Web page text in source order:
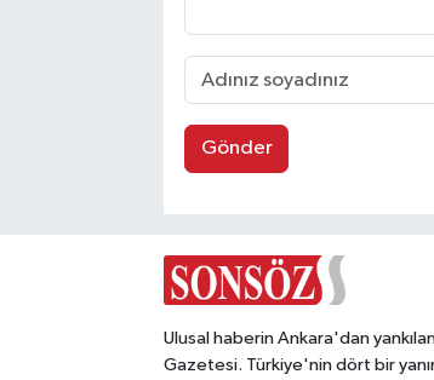
Gönder
Ulusal haberin Ankara'dan
Gazetesi. Türkiye'nin dört bir